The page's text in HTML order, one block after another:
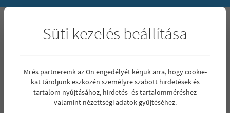
Mindegy
Mindegy
20 000 000 Ft
25 000 000 Ft
Mindegy
1 szoba
Min. terület (m²) Max. terület (m²)
Süti kezelés beállítása
Mi és partnereink az Ön engedélyét kérjük arra, hogy cookie-
kat tároljunk eszközén személyre szabott hirdetések és
tartalom nyújtásához, hirdetés- és tartalomméréshez
valamint nézettségi adatok gyűjtéséhez.